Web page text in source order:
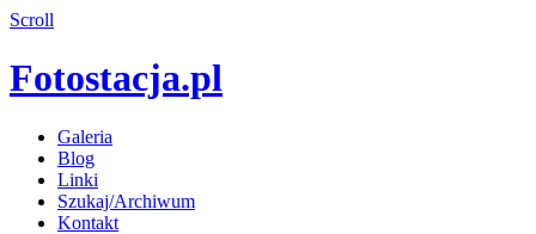
Scroll
Fotostacja.pl
Galeria
Blog
Linki
Szukaj/Archiwum
Kontakt